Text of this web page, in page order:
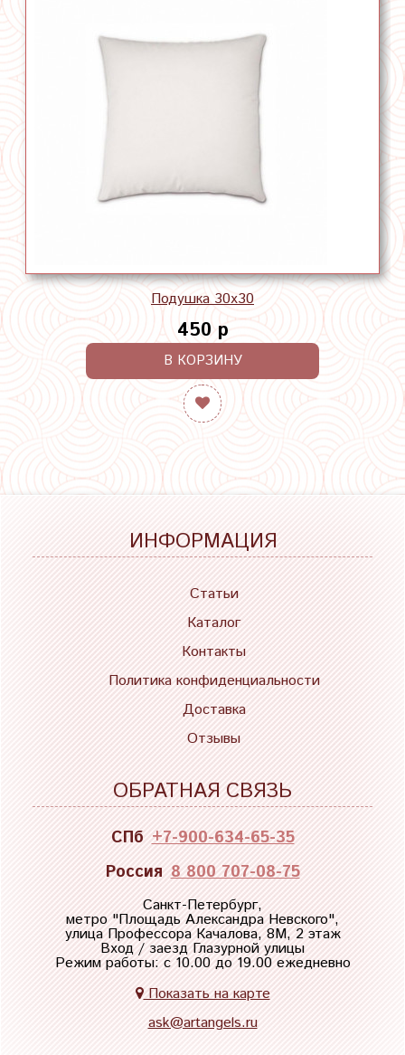
Подушка 30х30
450 р
В КОРЗИНУ
ИНФОРМАЦИЯ
Статьи
Каталог
Контакты
Политика конфиденциальности
Доставка
Отзывы
ОБРАТНАЯ СВЯЗЬ
СПб +7-900-634-65-35
Россия 8 800 707-08-75
Санкт-Петербург,
метро "Площадь Александра Невского",
улица Профессора Качалова, 8М, 2 этаж
Вход / заезд Глазурной улицы
Режим работы: с 10.00 до 19.00 ежедневно
Показать на карте
ask@artangels.ru